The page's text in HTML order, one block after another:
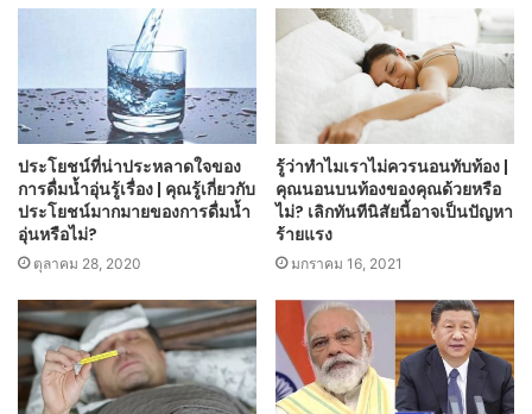
ประโยชน์ที่น่าประหลาดใจของ
การดื่มน้ำอุ่นรู้เรื่อง | คุณรู้เกี่ยวกับ
ประโยชน์มากมายของการดื่มน้ำ
อุ่นหรือไม่?
ตุลาคม 28, 2020
รู้ว่าทำไมเราไม่ควรนอนทับท้อง |
คุณนอนบนท้องของคุณด้วยหรือ
ไม่? เลิกทันทีนิสัยนี้อาจเป็นปัญหา
ร้ายแรง
มกราคม 16, 2021